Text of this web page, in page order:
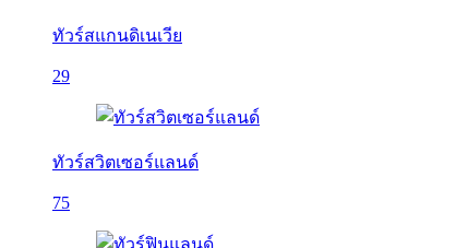
ทัวร์สแกนดิเนเวีย
29
ทัวร์สวิตเซอร์แลนด์
75